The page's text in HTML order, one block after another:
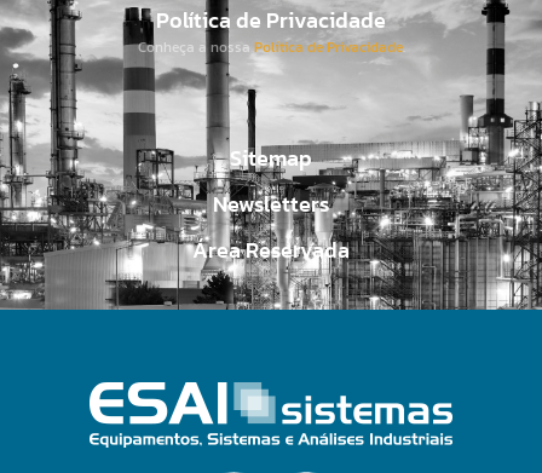
Política de Privacidade
Conheça a nossaPolítica de Privacidade.
Sitemap
Newsletters
Área Reservada